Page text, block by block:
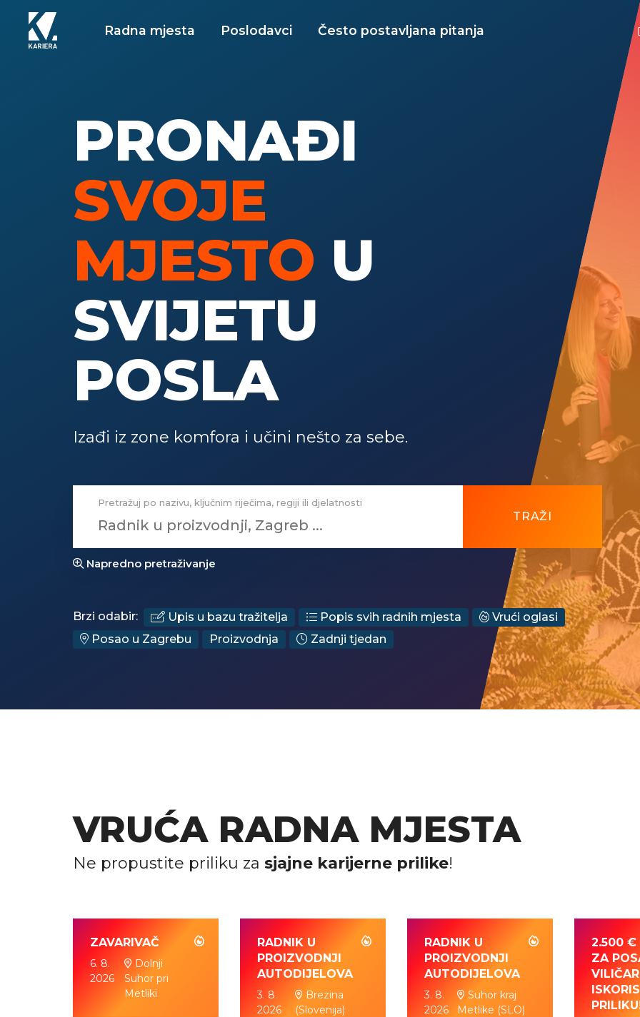
Radna mjesta Poslodavci Često postavljana pitanja
PRONAĐI
SVOJE
MJESTO U
SVIJETU
POSLA
Izađi iz zone komfora i učini nešto za sebe.
Pretražuj po nazivu, ključnim riječima, regiji ili djelatnosti
TRAŽI
Napredno pretraživanje
Brzi odabir: Upis u bazu tražitelja Popis svih radnih mjesta
Vrući oglasi
Posao u Zagrebu
Proizvodnja Zadnji tjedan
VRUĆA RADNA MJESTA
Ne propustite priliku za sjajne karijerne prilike!
ZAVARIVAČ
6. 8.
2026
Dolnji
Suhor pri
Metliki
RADNIK U
PROIZVODNJI
AUTODIJELOVA
3. 8.
2026
Brezina
(Slovenija)
RADNIK U
PROIZVODNJI
AUTODIJELOVA
3. 8.
2026
Suhor kraj
Metlike (SLO)
2.500 €
ZA